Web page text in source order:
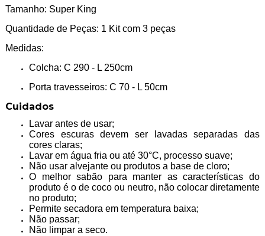
Tamanho: Super King
Quantidade de Peças: 1 Kit com 3 peças
Medidas:
Colcha: C 290 - L 250cm
Porta travesseiros: C 70 - L 50cm
Cuidados
Lavar antes de usar;
Cores escuras devem ser lavadas separadas das
cores claras;
Lavar em água fria ou até 30°C, processo suave;
Não usar alvejante ou produtos a base de cloro;
O melhor sabão para manter as características do
produto é o de coco ou neutro, não colocar diretamente
no produto;
Permite secadora em temperatura baixa;
Não passar;
Não limpar a seco.